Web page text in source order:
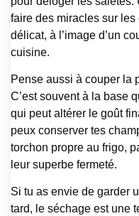
faire des miracles sur les
délicat, à l’image d’un
cuisine.
Pense aussi à couper la
C’est souvent à la base
qui peut altérer le goût
peux conserver tes
torchon propre au frigo,
leur superbe fermeté.
Si tu as envie de garder
tard, le séchage est une